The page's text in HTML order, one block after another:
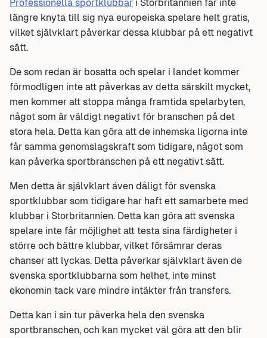
Professionella sportklubbar i Storbritannien får inte
längre knyta till sig nya europeiska spelare helt gratis,
vilket självklart påverkar dessa klubbar på ett negativt
sätt.
De som redan är bosatta och spelar i landet kommer
förmodligen inte att påverkas av detta särskilt mycket,
men kommer att stoppa många framtida spelarbyten,
något som är väldigt negativt för branschen på det
stora hela. Detta kan göra att de inhemska ligorna inte
får samma genomslagskraft som tidigare, något som
kan påverka sportbranschen på ett negativt sätt.
Men detta är självklart även dåligt för svenska
sportklubbar som tidigare har haft ett samarbete med
klubbar i Storbritannien. Detta kan göra att svenska
spelare inte får möjlighet att testa sina färdigheter i
större och bättre klubbar, vilket försämrar deras
chanser att lyckas. Detta påverkar självklart även de
svenska sportklubbarna som helhet, inte minst
ekonomin tack vare mindre intäkter från transfers.
Detta kan i sin tur påverka hela den svenska
sportbranschen, och kan mycket väl göra att den blir